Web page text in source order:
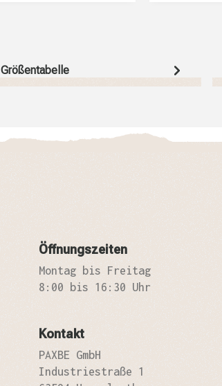
Größentabelle
Öffnungszeiten
Montag bis Freitag
8:00 bis 16:30 Uhr
Kontakt
PAXBE GmbH
Industriestraße 1